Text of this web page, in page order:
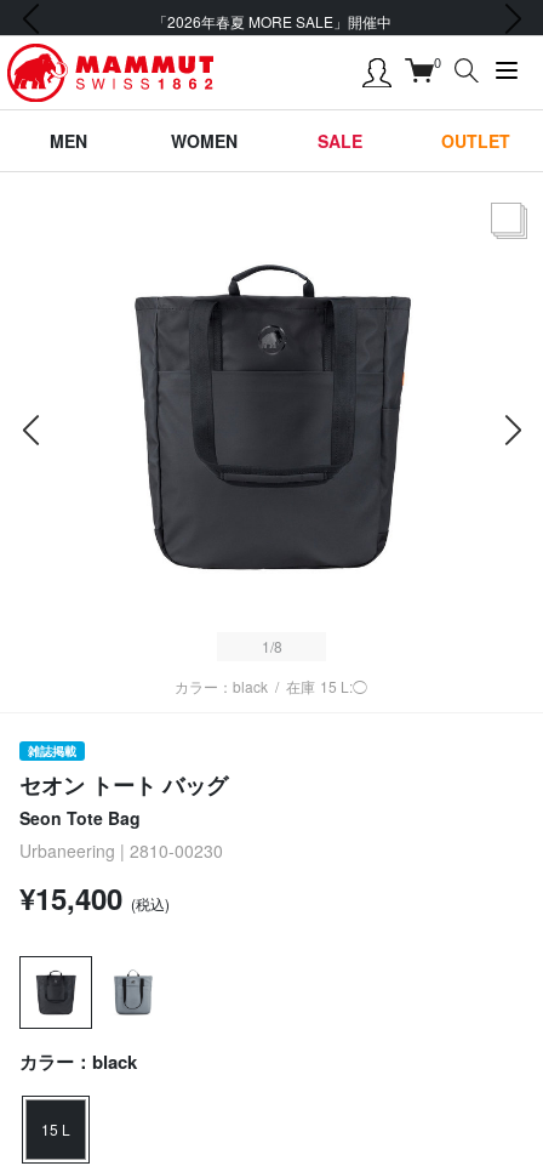
「2026年春夏 MORE SALE」開催中
前の画像 次の画像
0
MEN WOMEN SALE OUTLET
1/8
カラー：black / 在庫 15 L:◯
雑誌掲載
セオン トート バッグ
Seon Tote Bag
Urbaneering | 2810-00230
¥15,400 (税込)
カラー：black
15 L